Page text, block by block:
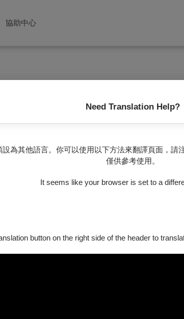
協助中心
Need Translation Help?
為其他語言。你可以使用以下方法來翻譯頁面，請
僅供參考使用。
It seems like your browser is set to a
button on the right side of the header to
上的告別》